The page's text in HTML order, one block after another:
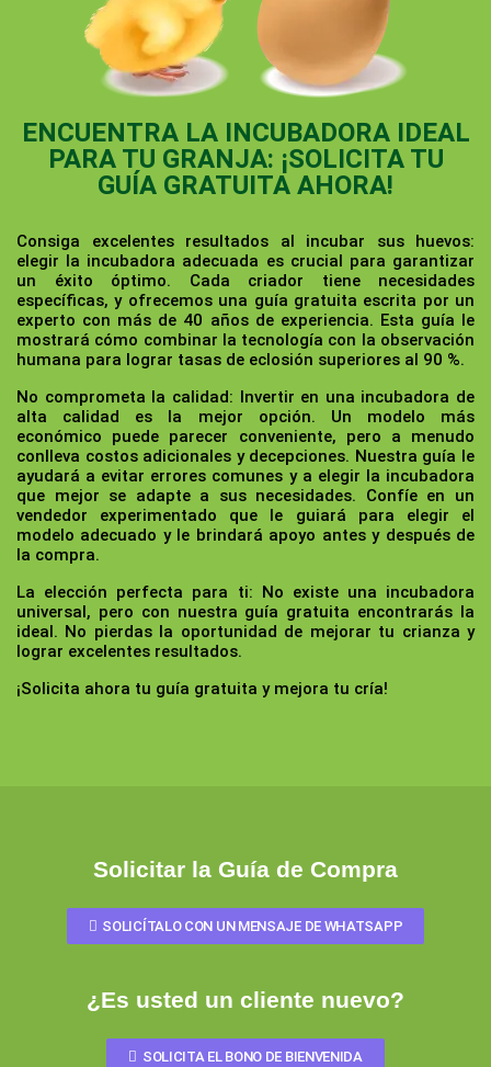
ENCUENTRA LA INCUBADORA IDEAL
PARA TU GRANJA: ¡SOLICITA TU
GUÍA GRATUITA AHORA!
Consiga excelentes resultados al incubar sus huevos:
elegir la incubadora adecuada es crucial para garantizar
un éxito óptimo. Cada criador tiene necesidades
específicas, y ofrecemos una guía gratuita escrita por un
experto con más de 40 años de experiencia. Esta guía le
mostrará cómo combinar la tecnología con la observación
humana para lograr tasas de eclosión superiores al 90 %.
No comprometa la calidad:
Invertir en una incubadora de
alta calidad es la mejor opción. Un modelo más
económico puede parecer conveniente, pero a menudo
conlleva costos adicionales y decepciones. Nuestra guía le
ayudará a evitar errores comunes y a elegir la incubadora
que mejor se adapte a sus necesidades. Confíe en un
vendedor experimentado que le guiará para elegir el
modelo adecuado y le brindará apoyo antes y después de
la compra.
La elección perfecta para ti:
No existe una incubadora
universal, pero con nuestra guía gratuita encontrarás la
ideal. No pierdas la oportunidad de mejorar tu crianza y
lograr excelentes resultados.
¡Solicita ahora tu guía gratuita y mejora tu cría!
Solicitar la Guía de Compra
SOLICÍTALO CON UN MENSAJE DE WHATSAPP
¿Es usted un cliente nuevo?
SOLICITA EL BONO DE BIENVENIDA